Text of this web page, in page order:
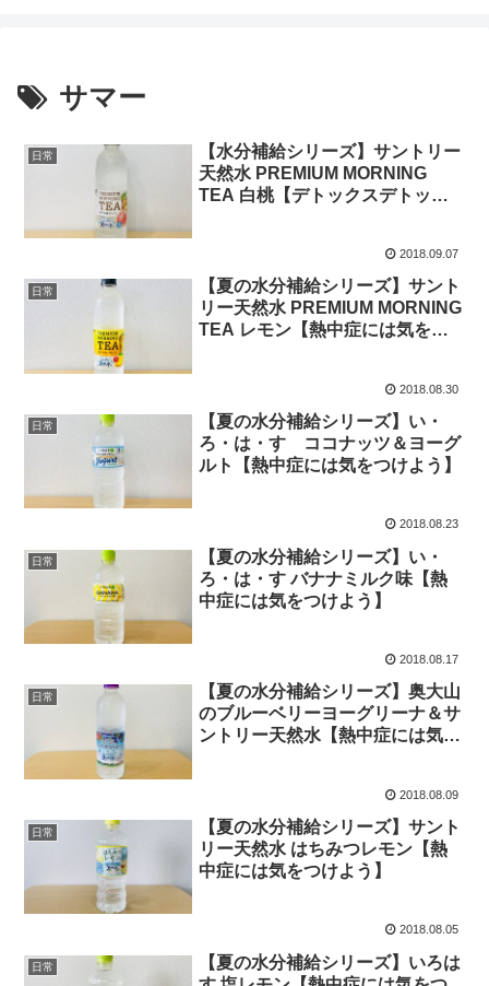
サマー
日常
【水分補給シリーズ】サントリー
天然水 PREMIUM MORNING
TEA 白桃【デトックスデトック
2018.09.07
日常
【夏の水分補給シリーズ】サント
リー天然水 PREMIUM MORNING
TEA レモン【熱中症には気をつ
2018.08.30
日常
【夏の水分補給シリーズ】い・
ろ・は・す ココナッツ＆ヨーグ
ルト【熱中症には気をつけよう】
2018.08.23
日常
【夏の水分補給シリーズ】い・
ろ・は・す バナナミルク味【熱
中症には気をつけよう】
2018.08.17
日常
【夏の水分補給シリーズ】奥大山
のブルーベリーヨーグリーナ＆サ
ントリー天然水【熱中症には気を
2018.08.09
日常
【夏の水分補給シリーズ】サント
リー天然水 はちみつレモン【熱
中症には気をつけよう】
2018.08.05
日常
【夏の水分補給シリーズ】いろは